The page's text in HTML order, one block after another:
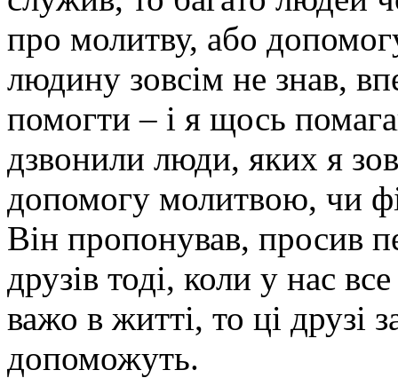
про молитву, або
людину зовсім не знав,
помогти – і я щось
дзвонили люди, яких я
допомогу молитвою, чи
Він пропонував, просив
друзів тоді, коли у нас
важо в житті, то ці друзі
допоможуть.